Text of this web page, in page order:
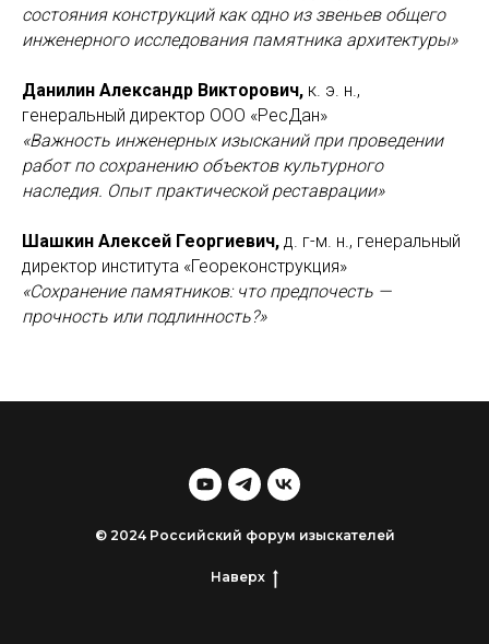
состояния конструкций как одно из звеньев общего
инженерного исследования памятника архитектуры»
Данилин Александр Викторович, к. э. н.,
генеральный директор ООО «РесДан»
«Важность инженерных изысканий при проведении
работ по сохранению объектов культурного
наследия. Опыт практической реставрации»
Шашкин Алексей Георгиевич, д. г-м. н., генеральный
директор института «Геореконструкция»
«Сохранение памятников: что предпочесть —
прочность или подлинность?»
© 2024 Российский форум изыскателей
Наверх